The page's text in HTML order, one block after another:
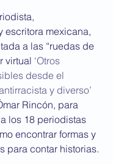
escritora mexicana,
a las “ruedas de
virtual ‘Otros
desde el
y diverso’
Rincón, para
los 18 periodistas
encontrar formas y
para contar historias.